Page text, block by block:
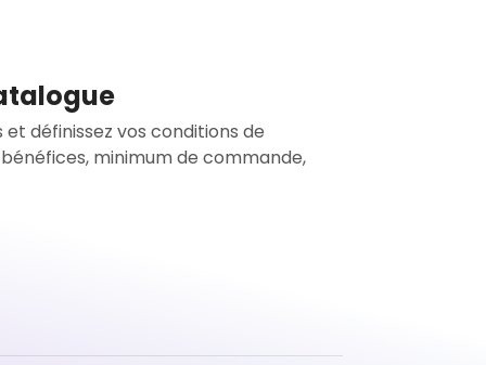
définissez vos conditions de
minimum de commande,